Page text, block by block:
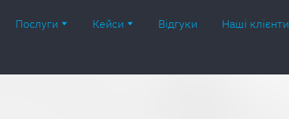
Послуги Кейси Відгуки Наші клієнти